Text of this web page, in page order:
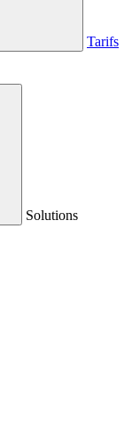
Tarifs
Solutions